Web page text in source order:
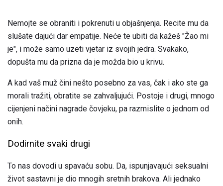
Nemojte se obraniti i pokrenuti u objašnjenja. Recite mu da
slušate dajući dar empatije. Neće te ubiti da kažeš "Žao mi
je", i može samo uzeti vjetar iz svojih jedra. Svakako,
dopušta mu da prizna da je možda bio u krivu.
A kad vaš muž čini nešto posebno za vas, čak i ako ste ga
morali tražiti, obratite se zahvaljujući. Postoje i drugi, mnogo
cijenjeni načini nagrade čovjeku, pa razmislite o jednom od
onih.
Dodirnite svaki drugi
To nas dovodi u spavaću sobu. Da, ispunjavajući seksualni
život sastavni je dio mnogih sretnih brakova. Ali jednako